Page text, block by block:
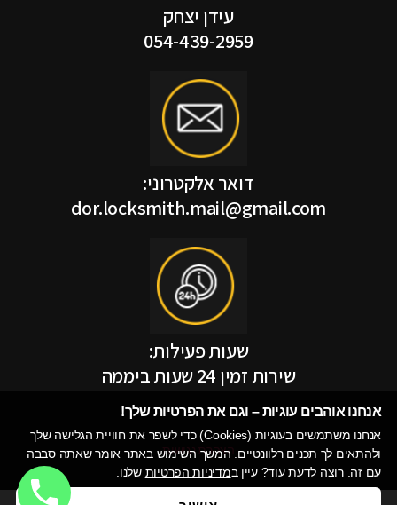
עידן יצחק
054-439-2959
דואר אלקטרוני:
dor.locksmith.mail@gmail.com
שעות פעילות:
שירות זמין 24 שעות ביממה
הצהרת נגישות
אנחנו אוהבים עוגיות – וגם את הפרטיות שלך!​
אנחנו משתמשים בעוגיות (Cookies) כדי לשפר את חוויית הגלישה שלך
ולהתאים לך תכנים רלוונטיים. המשך השימוש באתר אומר שאתה סבבה
עם זה. רוצה לדעת עוד? עיין במדיניות הפרטיות שלנו.